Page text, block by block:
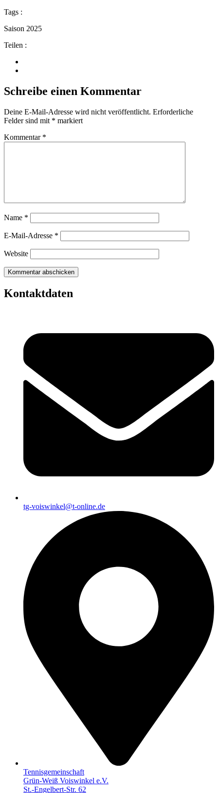
Tags :
Saison 2025
Teilen :
Schreibe einen Kommentar
Deine E-Mail-Adresse wird nicht veröffentlicht. Erforderliche
Felder sind mit * markiert
Kommentar *
Name *
E-Mail-Adresse *
Website
Kontaktdaten
tg-voiswinkel@t-online.de
Tennisgemeinschaft
Grün-Weiß Voiswinkel e.V.
St.-Engelbert-Str. 62